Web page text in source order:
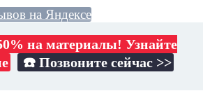
на Яндексе
на материалы! Узнайте
☎️ Позвоните сейчас >>